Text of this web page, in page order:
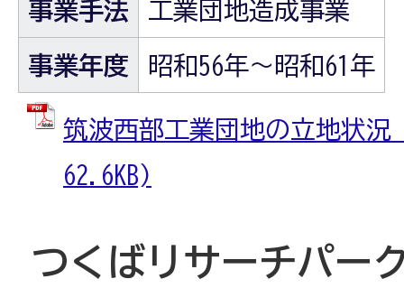
事業手法 工業団地造成事業
事業年度 昭和56年～昭和61年
筑波西部工業団地の立地状況
62.6KB)
つくばリサーチパー